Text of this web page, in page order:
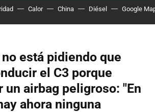
Calor China Diésel Google
está pidiendo que
el C3 porque
un airbag peligroso: "En
ahora ninguna